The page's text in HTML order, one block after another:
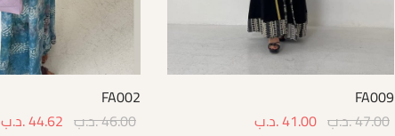
FA009
47.00.د.ب 41.00.د.ب
FA002
46.00.د.ب 44.62.د.ب